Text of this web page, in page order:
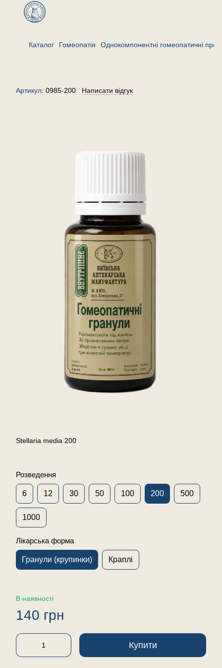
Каталог Гомеопатія Однокомпонентні гомеопатичні
Артикул: 0985-200 Написати відгук
Stellaria media 200
Розведення
6 12 30 50 100 200 500
1000
Лікарська форма
Гранули (крупинки) Краплі
В наявності
140 грн
Купити